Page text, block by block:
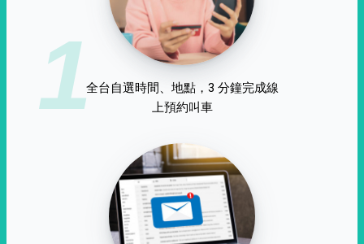
1全台自選時間、地點，3 分鐘完成線
上預約叫車